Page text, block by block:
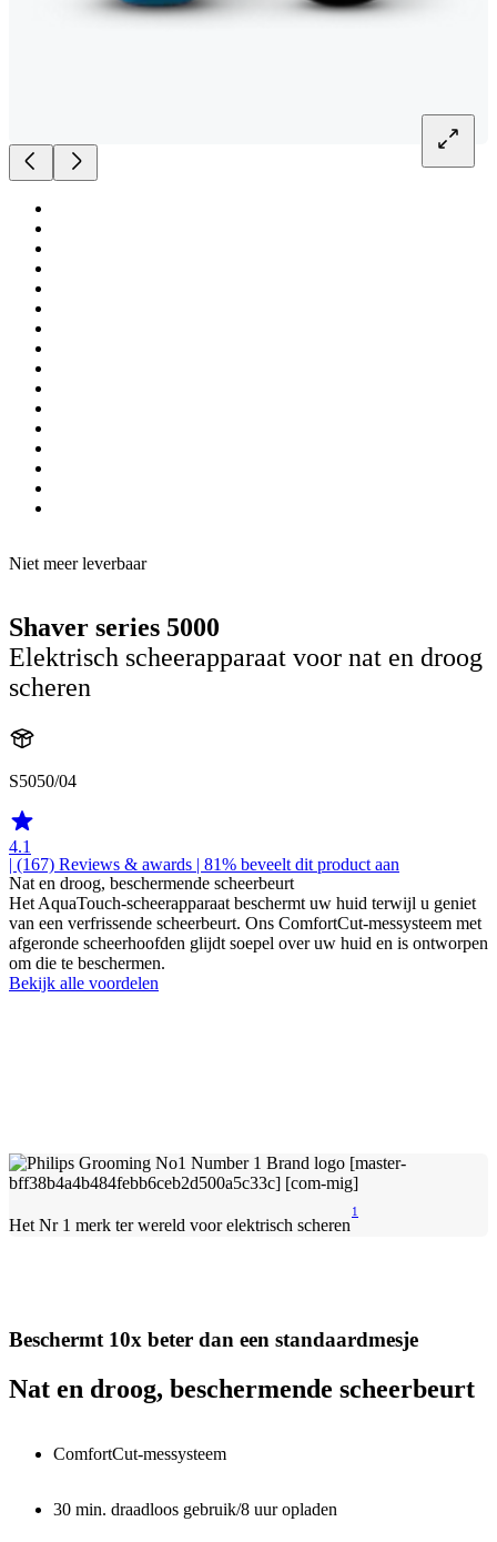
Niet meer leverbaar
Shaver series 5000
Elektrisch scheerapparaat voor nat en droog
scheren
S5050/04
4.1
| (167) Reviews & awards | 81% beveelt dit product aan
Nat en droog, beschermende scheerbeurt
Het AquaTouch-scheerapparaat beschermt uw huid terwijl u geniet
van een verfrissende scheerbeurt. Ons ComfortCut-messysteem met
afgeronde scheerhoofden glijdt soepel over uw huid en is ontworpen
om die te beschermen.
Bekijk alle voordelen
Het Nr 1 merk ter wereld voor elektrisch scheren
1
Beschermt 10x beter dan een standaardmesje
Nat en droog, beschermende scheerbeurt
ComfortCut-messysteem
30 min. draadloos gebruik/8 uur opladen